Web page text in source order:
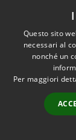
Accessibilità
Questo sito
necessari al
nonché un
Per maggiori